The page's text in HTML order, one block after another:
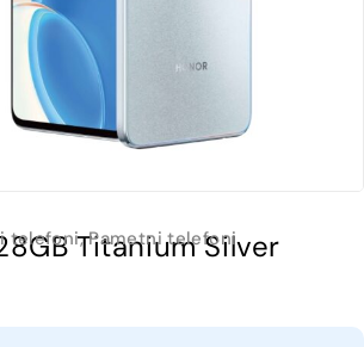
telefoni,Pametni telefoni
Titanium Silver